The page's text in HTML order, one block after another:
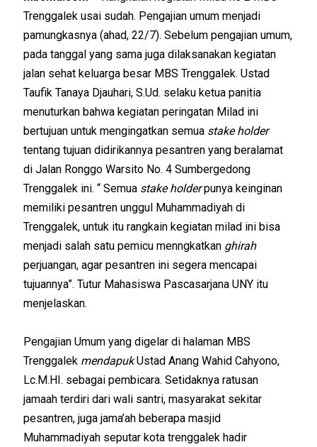
Trenggalek usai sudah. Pengajian umum menjadi
pamungkasnya (ahad, 22/7). Sebelum pengajian umum,
pada tanggal yang sama juga dilaksanakan kegiatan
jalan sehat keluarga besar MBS Trenggalek. Ustad
Taufik Tanaya Djauhari, S.Ud. selaku ketua panitia
menuturkan bahwa kegiatan peringatan Milad ini
bertujuan untuk mengingatkan semua stake holder
tentang tujuan didirikannya pesantren yang beralamat
di Jalan Ronggo Warsito No. 4 Sumbergedong
Trenggalek ini. “ Semua stake holderpunya keinginan
memiliki pesantren unggul Muhammadiyah di
Trenggalek, untuk itu rangkain kegiatan milad ini bisa
menjadi salah satu pemicu menngkatkan ghirah
perjuangan, agar pesantren ini segera mencapai
tujuannya”. Tutur Mahasiswa Pascasarjana UNY itu
menjelaskan.
Pengajian Umum yang digelar di halaman MBS
Trenggalek mendapukUstad Anang Wahid Cahyono,
Lc.M.HI. sebagai pembicara. Setidaknya ratusan
jamaah terdiri dari wali santri, masyarakat sekitar
pesantren, juga jama’ah beberapa masjid
Muhammadiyah seputar kota trenggalek hadir